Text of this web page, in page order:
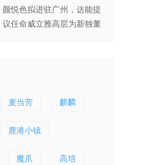
颜悦色拟进驻广州，达能提
议任命威立雅高层为新独董
麦当劳 麒麟
鹿港小镇
魔爪 高培